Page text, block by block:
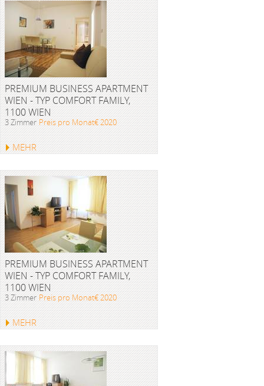
PREMIUM BUSINESS APARTMENT
WIEN - TYP COMFORT FAMILY,
1100 WIEN
3 Zimmer Preis pro Monat€ 2020
MEHR
PREMIUM BUSINESS APARTMENT
WIEN - TYP COMFORT FAMILY,
1100 WIEN
3 Zimmer Preis pro Monat€ 2020
MEHR